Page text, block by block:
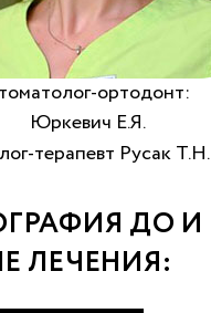
ортодонт:
Юркевич Е.Я.
терапевт Русак Т.Н.
ДО И
ЛЕЧЕНИЯ: